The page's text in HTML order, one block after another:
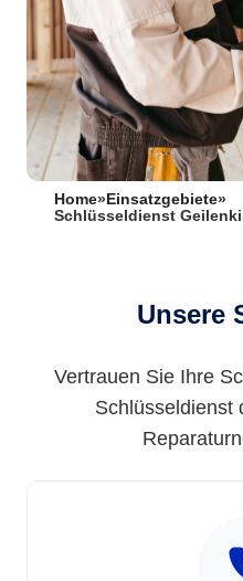
Home» Einsatzgebiete»
Schlüsseldienst
Unsere
Vertrauen Sie Ihre
Schlüsseldienst